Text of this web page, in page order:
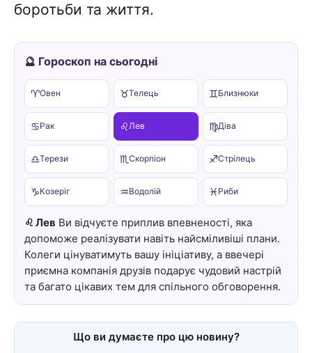
боротьби та життя.
🔮 Гороскоп на сьогодні
♈Овен ♉Телець ♊Близнюки
♋Рак ♌Лев ♍Діва
♎Терези ♏ Скорпіон ♐Стрілець
♑Козеріг ♒Водолій ♓ Риби
♌ Лев Ви відчуєте приплив впевненості, яка
допоможе реалізувати навіть найсміливіші плани.
Колеги цінуватимуть вашу ініціативу, а ввечері
приємна компанія друзів подарує чудовий настрій
та багато цікавих тем для спільного обговорення.
Що ви думаєте про цю новину?